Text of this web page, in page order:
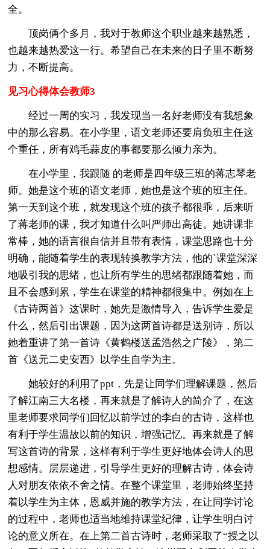
全。
顶岗俩个多月，我对于教师这个职业越来越熟悉，
也越来越热爱这一行。希望自己在未来的日子里不断努
力，不断提高。
见习心得体会教师3
经过一周的实习，我发现当一名好老师没有我想象
中的那么容易。在小学里，语文老师还要肩负班主任这
个重任，所有鸡毛蒜皮的事都要那么倾力亲为。
在小学里，我跟随 的老师是四年级三班的蒋志琴老
师。她是这个班的语文老师，她也是这个班的班主任。
第一天到这个班，就发现这个班的孩子都很乖，后来听
了蒋老师的课，我才知道什么叫严师出高徒。她讲课非
常棒，她的语言很自信并且带有表情，课堂思路也十分
明确，能随着学生的表现转换教学方法，他的`课堂深深
地吸引我的思绪，也让所有学生的思绪都跟随着她，而
且不会感到累，学生在课堂的精神都很集中。例如在上
《古诗两首》这课时，她先是激情导入，告诉学生爱是
什么，然后引出课题，因为这两首诗都是送别诗，所以
她着重讲了第一首诗《黄鹤楼送孟浩然之广陵》，第二
首《送元二史安西》以学生自学为主。
她较好的利用了ppt，先是让同学们理解课题，然后
了解江南三大名楼，再来就是了解诗人的简介了，在这
里老师要求同学们回忆以前学过的李白的古诗，这样也
有利于学生温故以前的知识，增强记忆。再来就是了解
写这首诗的背景，这样有利于学生更好地体会诗人的思
想感情。层层递进，引导学生更好的理解古诗，体会诗
人对朋友依依不舍之情。在整个课堂里，老师始终坚持
着以学生为主体，恩威并施的教学方法，在让同学讨论
的过程中，老师也适当地维持课堂纪律，让学生明白讨
论的意义所在。在上第二首古诗时，老师采取了“授之以